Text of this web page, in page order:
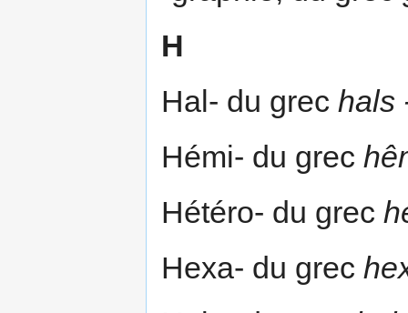
H
Hal- du grec hals
Hémi- du grec
Hétéro- du grec
Hexa- du grec